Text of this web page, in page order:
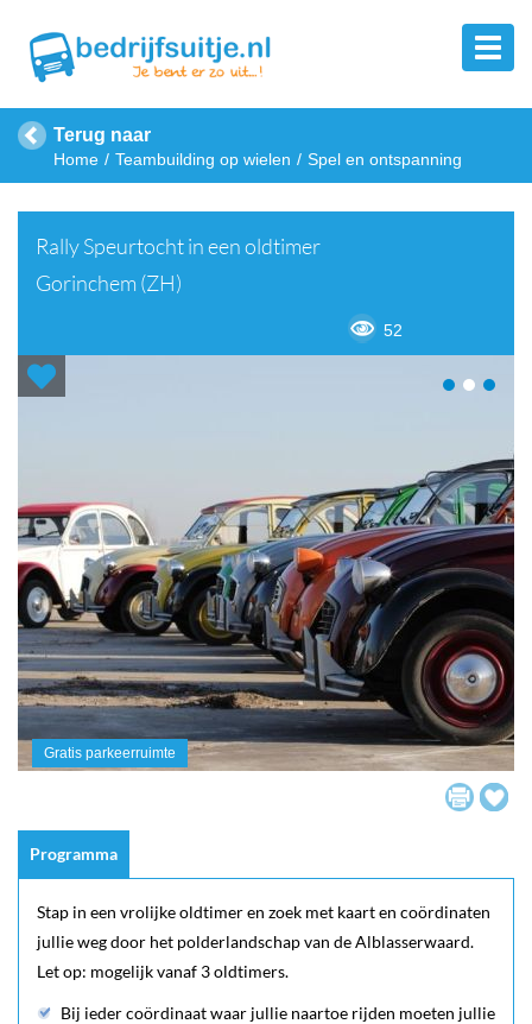
Terug naar
Home Teambuilding op wielen Spel en ontspanning
52
Rally Speurtocht in een oldtimer
Gorinchem (ZH)
Gratis parkeerruimte
Programma
Stap in een vrolijke oldtimer en zoek met kaart en coördinaten
jullie weg door het polderlandschap van de Alblasserwaard.
Let op: mogelijk vanaf 3 oldtimers.
Bij ieder coördinaat waar jullie naartoe rijden moeten jullie